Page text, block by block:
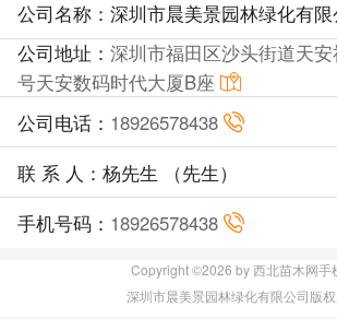
公司名称：深圳市晨美景园林绿化有限
公司地址： 深圳市福田区沙头街道天
号天安数码时代大厦B座
公司电话： 18926578438
联 系 人：杨先生 （先生）
手机号码： 18926578438
Copyright ©2026 by 西北苗木网手
深圳市晨美景园林绿化有限公司版